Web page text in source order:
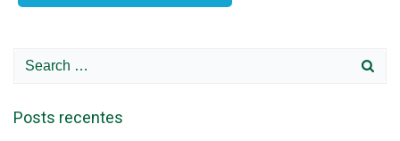
Search
Posts recentes